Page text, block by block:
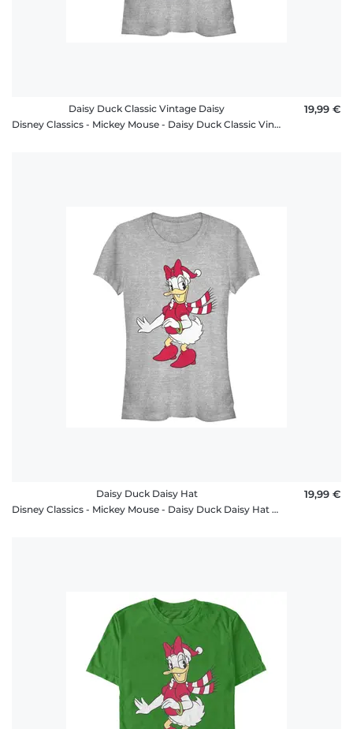
Daisy Duck Classic Vintage Daisy
Disney Classics - Mickey Mouse - Daisy Duck Classic Vintage Daisy - Femme T-shirt
19,99 €
Daisy Duck Daisy Hat
Disney Classics - Mickey Mouse - Daisy Duck Daisy Hat - Christmas - Femme T-shirt
19,99 €